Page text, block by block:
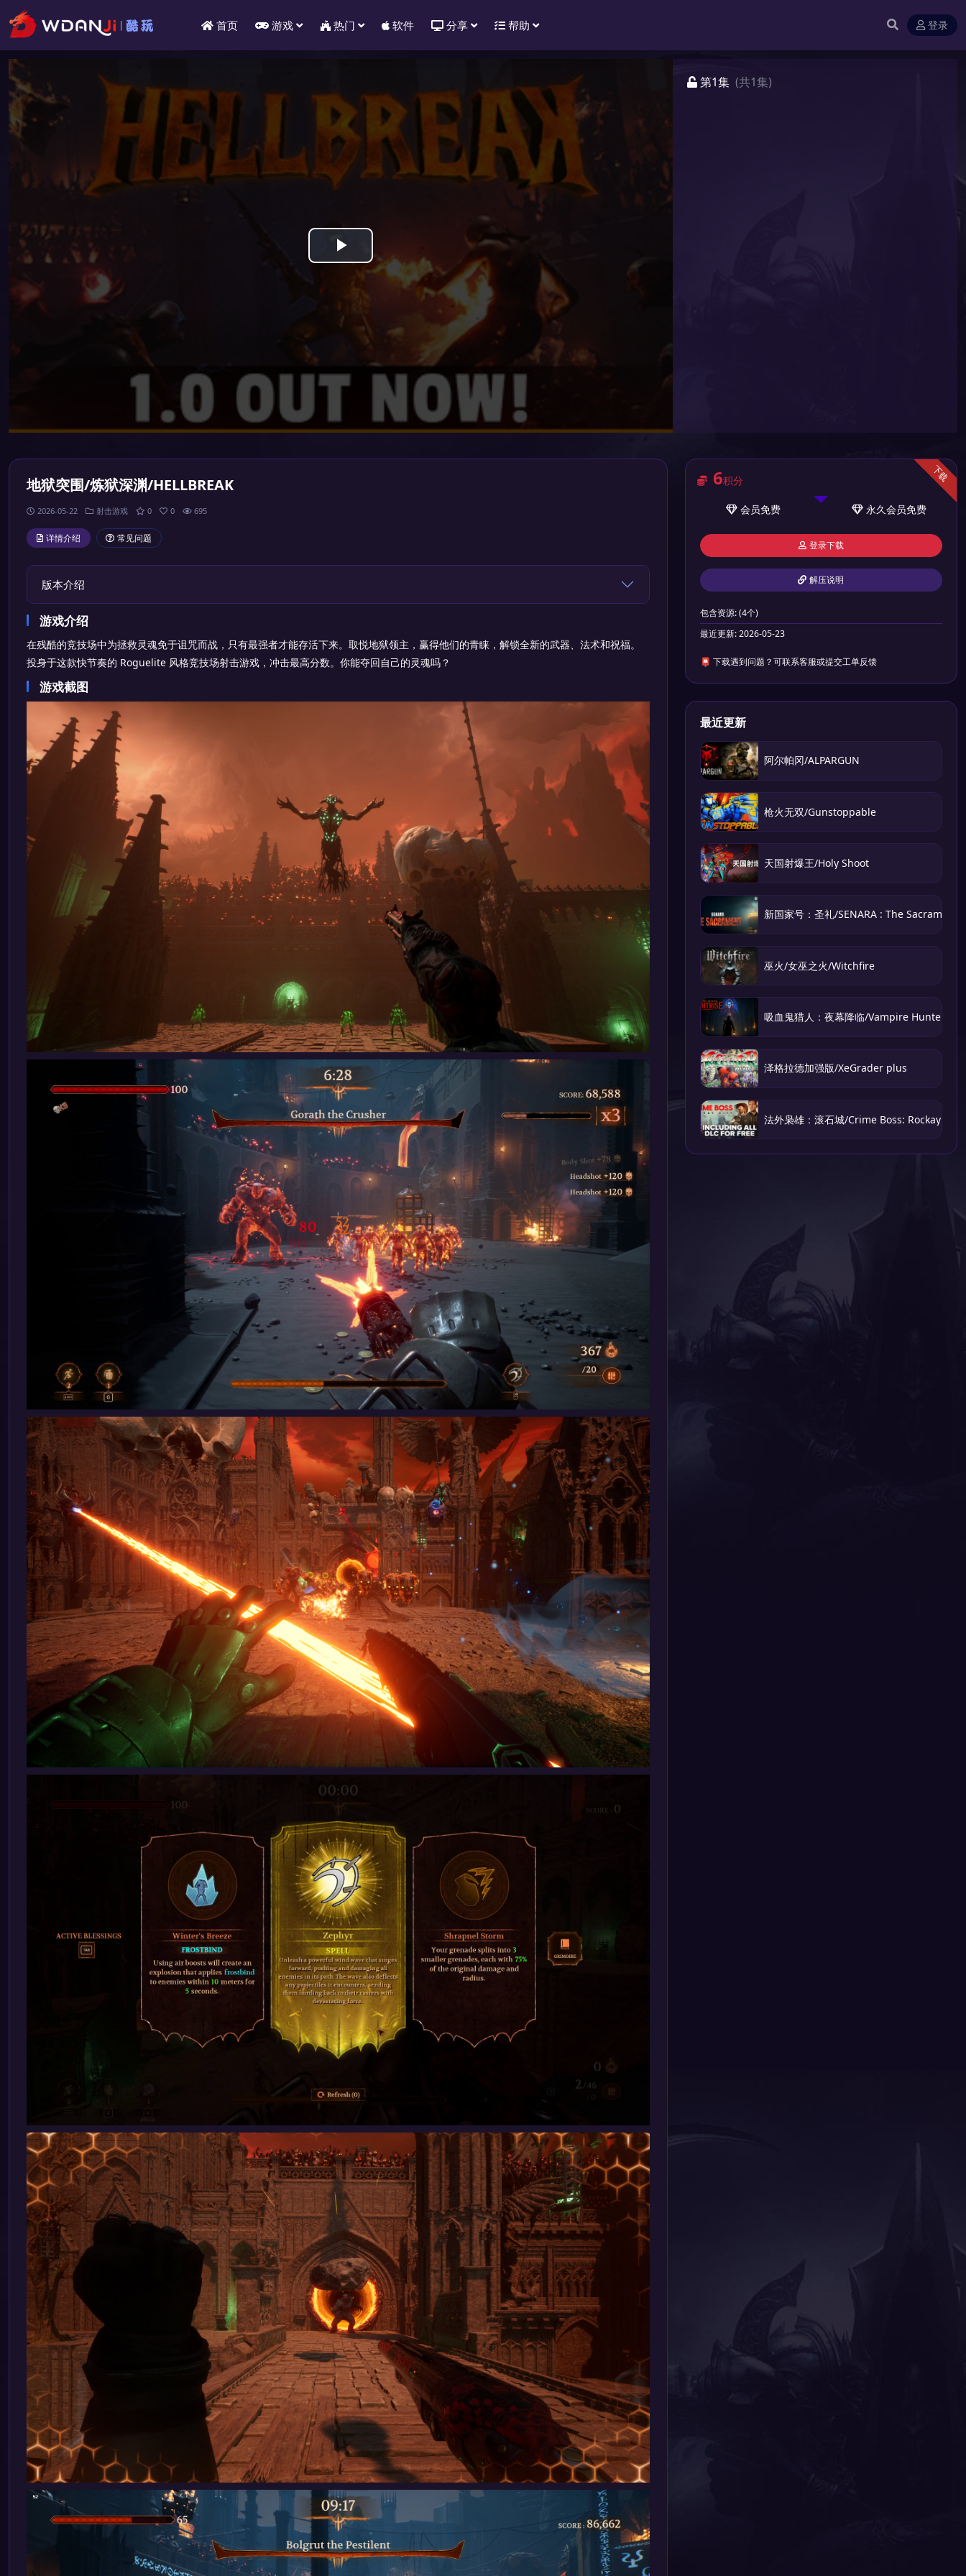
首页 游戏 热门 软件 分享 帮助 登录
Play
Video
第1集 (共1集)
地狱突围/炼狱深渊/HELLBREAK
2026-05-22 射击游戏 0 0 695
详情介绍 常见问题
版本介绍
游戏介绍
在残酷的竞技场中为拯救灵魂免于诅咒而战，只有最强者才能存活下来。取悦地狱领主，赢得他们的青睐，解锁全新的武器、法术和祝福。
投身于这款快节奏的 Roguelite 风格竞技场射击游戏，冲击最高分数。你能夺回自己的灵魂吗？
游戏截图
下载
6积分
会员免费 永久会员免费
登录下载
解压说明
包含资源:(4个)
最近更新:2026-05-23
📮 下载遇到问题？可联系客服或提交工单反馈
最近更新
阿尔帕冈/ALPARGUN
枪火无双/Gunstoppable
天国射爆王/Holy Shoot
新国家号：圣礼/SENARA : The Sacrament
巫火/女巫之火/Witchfire
吸血鬼猎人：夜幕降临/Vampire Hunter:
泽格拉德加强版/XeGrader plus
法外枭雄：滚石城/Crime Boss: Rockay City